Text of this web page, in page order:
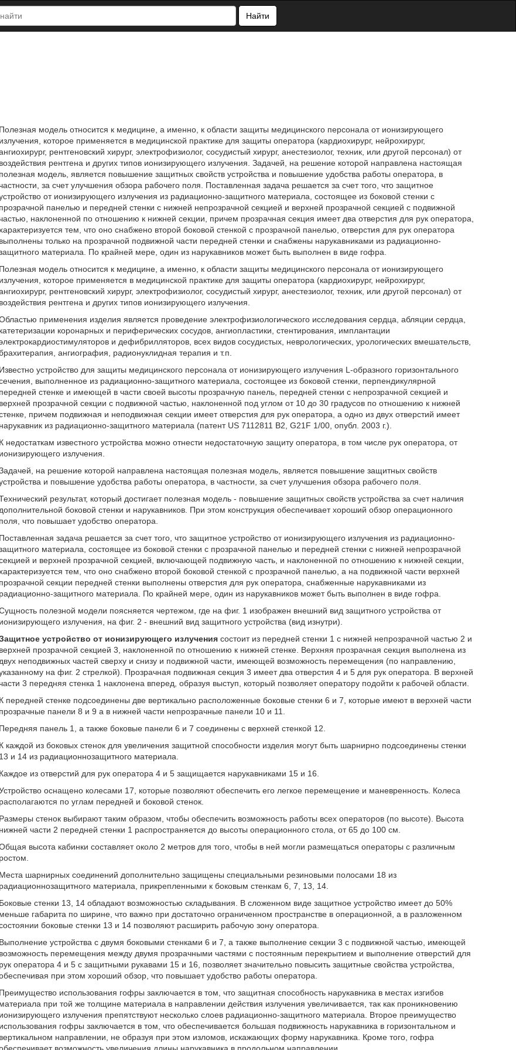
Найти
Полезная модель относится к медицине, а именно, к области защиты медицинского персонала от ионизирующего
излучения, которое применяется в медицинской практике для защиты оператора (кардиохирург, нейрохирург,
рентгеновский хирург, электрофизиолог, сосудистый хирург, анестезиолог, техник, или другой персонал) от
воздействия рентгена и других типов ионизирующего излучения. Задачей, на решение которой направлена настоящая
полезная модель, является повышение защитных свойств устройства и повышение удобства работы оператора, в
за счет улучшения обзора рабочего поля. Поставленная задача решается за счет того, что защитное
от ионизирующего излучения из радиационно-защитного материала, состоящее из боковой стенки с
прозрачной панелью и передней стенки с нижней непрозрачной секцией и верхней прозрачной секцией с подвижной
наклоненной по отношению к нижней секции, причем прозрачная секция имеет два отверстия для рук оператора,
тем, что оно снабжено второй боковой стенкой с прозрачной панелью, отверстия для рук оператора
выполнены только на прозрачной подвижной части передней стенки и снабжены нарукавниками из радиационно-
материала. По крайней мере, один из нарукавников может быть выполнен в виде гофра.
Полезная модель относится к медицине, а именно, к области защиты медицинского персонала от ионизирующего
излучения, которое применяется в медицинской практике для защиты оператора (кардиохирург, нейрохирург,
рентгеновский хирург, электрофизиолог, сосудистый хирург, анестезиолог, техник, или другой персонал) от
воздействия рентгена и других типов ионизирующего излучения.
применения изделия является проведение электрофизиологического исследования сердца, абляции сердца,
катетеризации коронарных и периферических сосудов, ангиопластики, стентирования, имплантации
и дефибрилляторов, всех видов сосудистых, неврологических, урологических вмешательств,
ангиография, радионуклидная терапия и т.п.
Известно устройство для защиты медицинского персонала от ионизирующего излучения L-образного горизонтального
выполненное из радиационно-защитного материала, состоящее из боковой стенки, перпендикулярной
передней стенке и имеющей в части своей высоты прозрачную панель, передней стенки с непрозрачной секцией и
верхней прозрачной секции с подвижной частью, наклоненной под углом от 10 до 30 градусов по отношению к нижней
причем подвижная и неподвижная секции имеет отверстия для рук оператора, а одно из двух отверстий имеет
нарукавник из радиационно-защитного материала (патент US 7112811 В2, G21F 1/00, опубл. 2003 г.).
К недостаткам известного устройства можно отнести недостаточную защиту оператора, в том числе рук оператора, от
ионизирующего излучения.
на решение которой направлена настоящая полезная модель, является повышение защитных свойств
и повышение удобства работы оператора, в частности, за счет улучшения обзора рабочего поля.
результат, который достигает полезная модель - повышение защитных свойств устройства за счет наличия
дополнительной боковой стенки и нарукавников. При этом конструкция обеспечивает хороший обзор операционного
поля, что повышает удобство оператора.
Поставленная задача решается за счет того, что защитное устройство от ионизирующего излучения из радиационно-
материала, состоящее из боковой стенки с прозрачной панелью и передней стенки с нижней непрозрачной
и верхней прозрачной секцией, включающей подвижную часть, и наклоненной по отношению к нижней секции,
тем, что оно снабжено второй боковой стенкой с прозрачной панелью, а на подвижной части верхней
прозрачной секции передней стенки выполнены отверстия для рук оператора, снабженные нарукавниками из
радиационно-защитного материала. По крайней мере, один из нарукавников может быть выполнен в виде гофра.
полезной модели поясняется чертежом, где на фиг. 1 изображен внешний вид защитного устройства от
ионизирующего излучения, на фиг. 2 - внешний вид защитного устройства (вид изнутри).
устройство от ионизирующего излучениясостоит из передней стенки 1 с нижней непрозрачной частью 2 и
верхней прозрачной секцией 3, наклоненной по отношению к нижней стенке. Верхняя прозрачная секция выполнена из
двух неподвижных частей сверху и снизу и подвижной части, имеющей возможность перемещения (по направлению,
на фиг. 2 стрелкой). Прозрачная подвижная секция 3 имеет два отверстия 4 и 5 для рук оператора. В верхней
3 передняя стенка 1 наклонена вперед, образуя выступ, который позволяет оператору подойти к рабочей области.
К передней стенке подсоединены две вертикально расположенные боковые стенки 6 и 7, которые имеют в верхней части
прозрачные панели 8 и 9 а в нижней части непрозрачные панели 10 и 11.
Передняя панель 1, а также боковые панели 6 и 7 соединены с верхней стенкой 12.
К каждой из боковых стенок для увеличения защитной способности изделия могут быть шарнирно подсоединены стенки
13 и 14 из радиационнозащитного материала.
Каждое из отверстий для рук оператора 4 и 5 защищается нарукавниками 15 и 16.
оснащено колесами 17, которые позволяют обеспечить его легкое перемещение и маневренность. Колеса
располагаются по углам передней и боковой стенок.
Размеры стенок выбирают таким образом, чтобы обеспечить возможность работы всех операторов (по высоте). Высота
нижней части 2 передней стенки 1 распространяется до высоты операционного стола, от 65 до 100 см.
высота кабинки составляет около 2 метров для того, чтобы в ней могли размещаться операторы с различным
ростом.
Места шарнирных соединений дополнительно защищены специальными резиновыми полосами 18 из
радиационнозащитного материала, прикрепленными к боковым стенкам 6, 7, 13, 14.
Боковые стенки 13, 14 обладают возможностью складывания. В сложенном виде защитное устройство имеет до 50%
меньше габарита по ширине, что важно при достаточно ограниченном пространстве в операционной, а в разложенном
боковые стенки 13 и 14 позволяют расширить рабочую зону оператора.
Выполнение устройства с двумя боковыми стенками 6 и 7, а также выполнение секции 3 с подвижной частью, имеющей
возможность перемещения между двумя прозрачными частями с постоянным перекрытием и выполнение отверстий для
рук оператора 4 и 5 с защитными рукавами 15 и 16, позволяет значительно повысить защитные свойства устройства,
при этом хороший обзор, что повышает удобство работы оператора.
Преимущество использования гофры заключается в том, что защитная способность нарукавника в местах изгибов
материала при той же толщине материала в направлении действия излучения увеличивается, так как проникновению
ионизирующего излучения препятствуют несколько слоев радиационно-защитного материала. Второе преимущество
использования гофры заключается в том, что обеспечивается большая подвижность нарукавника в горизонтальном и
вертикальном направлении, не образуя при этом изломов, искажающих форму нарукавника. Кроме того, гофра